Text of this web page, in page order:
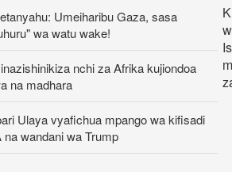
Umeiharibu Gaza, sasa
wa watu wake!
nchi za Afrika kujiondoa
na madhara
Ulaya vyafichua mpango wa kifisadi
wandani wa Trump